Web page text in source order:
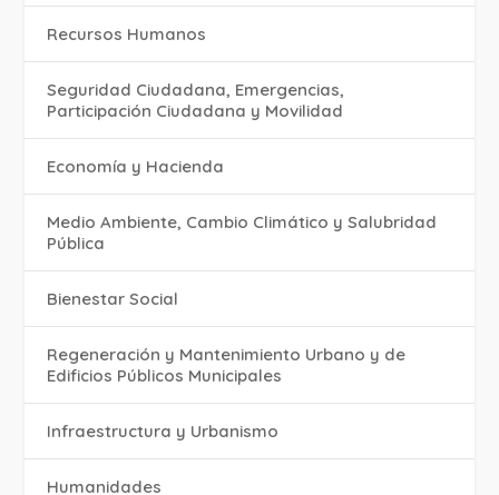
Recursos Humanos
Seguridad Ciudadana, Emergencias,
Participación Ciudadana y Movilidad
Economía y Hacienda
Medio Ambiente, Cambio Climático y Salubridad
Pública
Bienestar Social
Regeneración y Mantenimiento Urbano y de
Edificios Públicos Municipales
Infraestructura y Urbanismo
Humanidades